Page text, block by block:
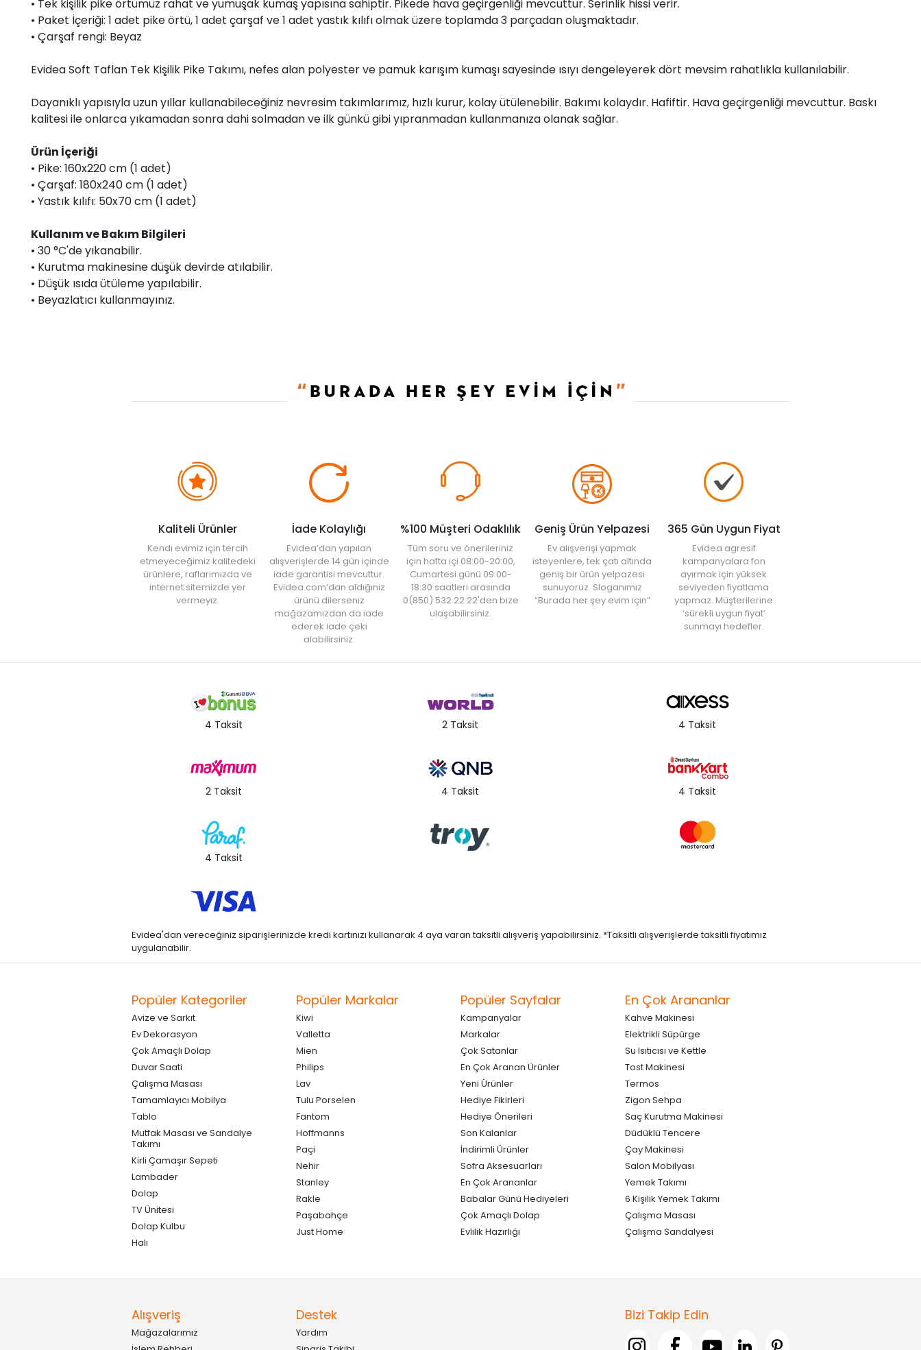
• Tek kişilik pike örtümüz rahat ve yumuşak kumaş yapısına sahiptir. Pikede hava geçirgenliği mevcuttur. Serinlik hissi verir.
• Paket İçeriği: 1 adet pike örtü, 1 adet çarşaf ve 1 adet yastık kılıfı olmak üzere toplamda 3 parçadan oluşmaktadır.
• Çarşaf rengi: Beyaz
Evidea Soft Taflan Tek Kişilik Pike Takımı, nefes alan polyester ve pamuk karışım kumaşı sayesinde ısıyı dengeleyerek dört mevsim rahatlıkla kullanılabilir.
Dayanıklı yapısıyla uzun yıllar kullanabileceğiniz nevresim takımlarımız, hızlı kurur, kolay ütülenebilir. Bakımı kolaydır. Hafiftir. Hava geçirgenliği mevcuttur. Baskı
kalitesi ile onlarca yıkamadan sonra dahi solmadan ve ilk günkü gibi yıpranmadan kullanmanıza olanak sağlar.
Ürün İçeriği
• Pike: 160x220 cm (1 adet)
• Çarşaf: 180x240 cm (1 adet)
• Yastık kılıfı: 50x70 cm (1 adet)
Kullanım ve Bakım Bilgileri
• 30 °C'de yıkanabilir.
• Kurutma makinesine düşük devirde atılabilir.
• Düşük ısıda ütüleme yapılabilir.
• Beyazlatıcı kullanmayınız.
Kaliteli Ürünler
Kendi evimiz için tercih
etmeyeceğimiz kalitedeki
ürünlere, raflarımızda ve
internet sitemizde yer
vermeyiz.
İade Kolaylığı
Evidea’dan yapılan
alışverişlerde 14 gün içinde
iade garantisi mevcuttur.
Evidea.com’dan aldığınız
ürünü dilerseniz
mağazamızdan da iade
ederek iade çeki
alabilirsiniz.
%100 Müşteri Odaklılık
Tüm soru ve önerileriniz
için hafta içi 08:00-20:00,
Cumartesi günü 09:00-
18:30 saatleri arasında
0(850) 532 22 22'den bize
ulaşabilirsiniz.
Geniş Ürün Yelpazesi
Ev alışverişi yapmak
isteyenlere, tek çatı altında
geniş bir ürün yelpazesi
sunuyoruz. Sloganımız
“Burada her şey evim için”
365 Gün Uygun Fiyat
Evidea agresif
kampanyalara fon
ayırmak için yüksek
seviyeden fiyatlama
yapmaz. Müşterilerine
‘sürekli uygun fiyat’
sunmayı hedefler.
4 Taksit 2 Taksit 4 Taksit
2 Taksit 4 Taksit 4 Taksit
4 Taksit
Evidea'dan vereceğiniz siparişlerinizde kredi kartınızı kullanarak 4 aya varan taksitli alışveriş yapabilirsiniz. *Taksitli alışverişlerde taksitli fiyatımız
uygulanabilir.
Popüler Kategoriler
Avize ve Sarkıt
Ev Dekorasyon
Çok Amaçlı Dolap
Duvar Saati
Çalışma Masası
Tamamlayıcı Mobilya
Tablo
Mutfak Masası ve Sandalye
Takımı
Kirli Çamaşır Sepeti
Lambader
Dolap
TV Ünitesi
Dolap Kulbu
Halı
Popüler Markalar
Kiwi
Valletta
Mien
Philips
Lav
Tulu Porselen
Fantom
Hoffmanns
Paçi
Nehir
Stanley
Rakle
Paşabahçe
Just Home
Popüler Sayfalar
Kampanyalar
Markalar
Çok Satanlar
En Çok Aranan Ürünler
Yeni Ürünler
Hediye Fikirleri
Hediye Önerileri
Son Kalanlar
İndirimli Ürünler
Sofra Aksesuarları
En Çok Arananlar
Babalar Günü Hediyeleri
Çok Amaçlı Dolap
Evlilik Hazırlığı
En Çok Arananlar
Kahve Makinesi
Elektrikli Süpürge
Su Isıtıcısı ve Kettle
Tost Makinesi
Termos
Zigon Sehpa
Saç Kurutma Makinesi
Düdüklü Tencere
Çay Makinesi
Salon Mobilyası
Yemek Takımı
6 Kişilik Yemek Takımı
Çalışma Masası
Çalışma Sandalyesi
Alışveriş
Mağazalarımız
Destek
Yardım
Bizi Takip Edin